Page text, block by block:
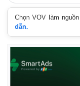
Chọn VOV làm
dẫn.